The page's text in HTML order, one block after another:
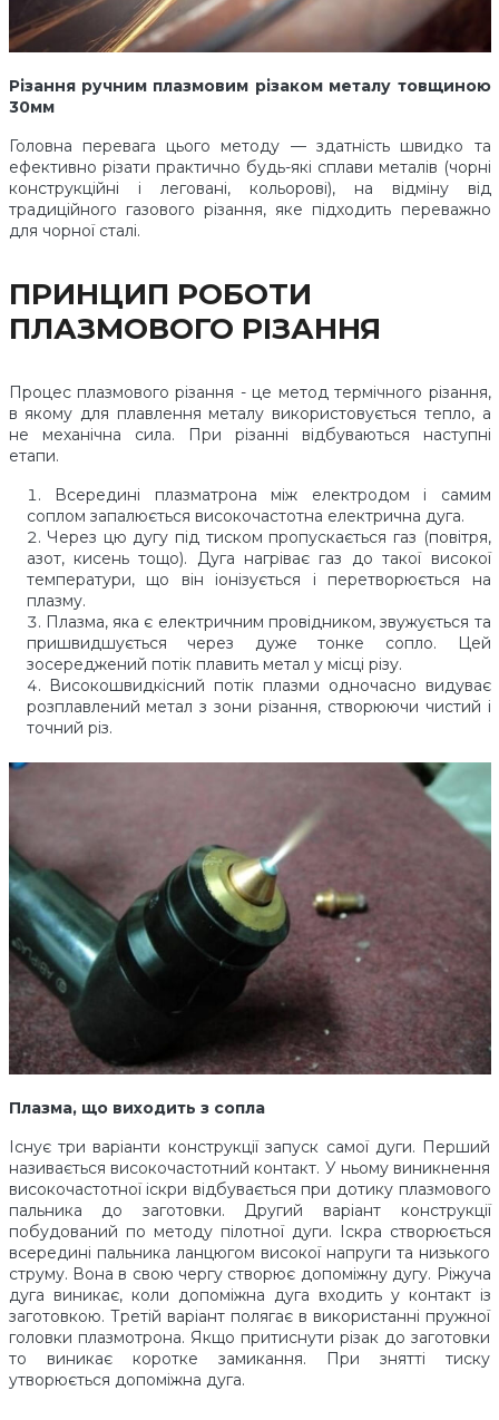
Різання ручним плазмовим різаком металу товщиною
30мм
Головна перевага цього методу — здатність швидко та
ефективно різати практично будь-які сплави металів (чорні
конструкційні і леговані, кольорові), на відміну від
традиційного газового різання, яке підходить переважно
для чорної сталі.
ПРИНЦИП РОБОТИ
ПЛАЗМОВОГО РІЗАННЯ
Процес плазмового різання - це метод термічного різання,
в якому для плавлення металу використовується тепло, а
не механічна сила. При різанні відбуваються наступні
етапи.
Всередині плазматрона між електродом і самим
соплом запалюється високочастотна електрична дуга.
Через цю дугу під тиском пропускається газ (повітря,
азот, кисень тощо). Дуга нагріває газ до такої високої
температури, що він іонізується і перетворюється на
плазму.
Плазма, яка є електричним провідником, звужується та
пришвидшується через дуже тонке сопло. Цей
зосереджений потік плавить метал у місці різу.
Високошвидкісний потік плазми одночасно видуває
розплавлений метал з зони різання, створюючи чистий і
точний різ.
Плазма, що виходить з сопла
Існує три варіанти конструкції запуск самої дуги. Перший
називається високочастотний контакт. У ньому виникнення
високочастотної іскри відбувається при дотику плазмового
пальника до заготовки. Другий варіант конструкції
побудований по методу пілотної дуги. Іскра створюється
всередині пальника ланцюгом високої напруги та низького
струму. Вона в свою чергу створює допоміжну дугу. Ріжуча
дуга виникає, коли допоміжна дуга входить у контакт із
заготовкою. Третій варіант полягає в використанні пружної
головки плазмотрона. Якщо притиснути різак до заготовки
то виникає коротке замикання. При знятті тиску
утворюється допоміжна дуга.